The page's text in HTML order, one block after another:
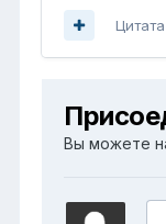
Цитата
Вы можете